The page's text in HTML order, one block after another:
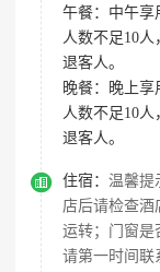
午餐： 中午享
人数不足10
退客人。
晚餐：
晚上享
人数不足10
退客人。
 住宿： 温馨提
店后请检查酒
运转；门窗是
请第一时间联